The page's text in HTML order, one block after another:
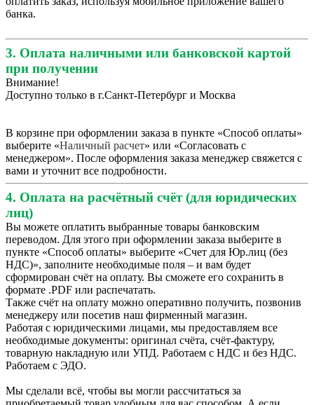
банка.
3. Оплата наличными или банковской картой
при получении
Внимание!
Доступно только в г.Санкт-Петербург и Москва
В корзине при оформлении заказа в пункте «Способ оплаты»
выберите «Наличный расчет» или «Согласовать с
менеджером». После оформления заказа менеджер свяжется с
вами и уточнит все подробности.
4. Оплата на расчётный счёт (для юридических
лиц)
Вы можете оплатить выбранные товары банковским
переводом. Для этого при оформлении заказа выберите в
пункте «Способ оплаты» выберите «Счет для Юр.лиц (без
НДС)», заполните необходимые поля – и вам будет
сформирован счёт на оплату. Вы сможете его сохранить в
формате .PDF или распечатать.
Также счёт на оплату можно оперативно получить, позвонив
менеджеру или посетив наш фирменный магазин.
Работая с юридическими лицами, мы предоставляем все
необходимые документы: оригинал счёта, счёт-фактуру,
товарную накладную или УПД. Работаем с НДС и без НДС.
Работаем с ЭДО.
Мы сделали всё, чтобы вы могли рассчитаться за